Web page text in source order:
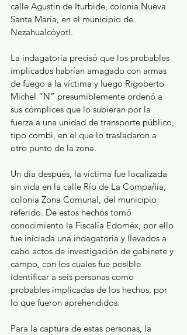
calle Agustín de Iturbide, colonia Nueva
Santa María, en el municipio de
Nezahualcóyotl.
La indagatoria precisó que los probables
implicados habrían amagado con armas
de fuego a la víctima y luego Rigoberto
Michel “N” presumiblemente ordenó a
sus cómplices que lo subieran por la
fuerza a una unidad de transporte público,
tipo combi, en el que lo trasladaron a
otro punto de la zona.
Un día después, la víctima fue localizada
sin vida en la calle Río de La Compañía,
colonia Zona Comunal, del municipio
referido. De estos hechos tomó
conocimiento la Fiscalía Edoméx, por ello
fue iniciada una indagatoria y llevados a
cabo actos de investigación de gabinete y
campo, con los cuales fue posible
identificar a seis personas como
probables implicadas de los hechos, por
lo que fueron aprehendidos.
Para la captura de estas personas, la